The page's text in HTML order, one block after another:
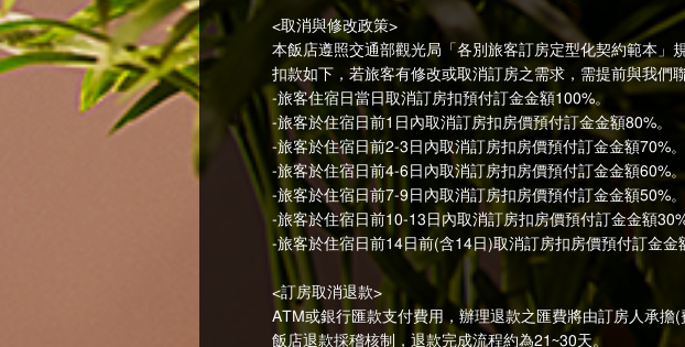
<取消與修改政策>
本飯店遵照交通部觀光局「各別旅客訂房定型化契約範本」
扣款如下，若旅客有修改或取消訂房之需求，需提前與我們
-旅客住宿日當日取消訂房扣預付訂金金額100%。
-旅客於住宿日前1日內取消訂房扣房價預付訂金金額80%。
-旅客於住宿日前2-3日內取消訂房扣房價預付訂金金額70%。
-旅客於住宿日前4-6日內取消訂房扣房價預付訂金金額60%。
-旅客於住宿日前7-9日內取消訂房扣房價預付訂金金額50%。
-旅客於住宿日前10-13日內取消訂房扣房價預付訂金金額30%
-旅客於住宿日前14日前(含14日)取消訂房扣房價預付訂金金
<訂房取消退款>
ATM或銀行匯款支付費用，辦理退款之匯費將由訂房人承擔
飯店退款採稽核制，退款完成流程約為21~30天。